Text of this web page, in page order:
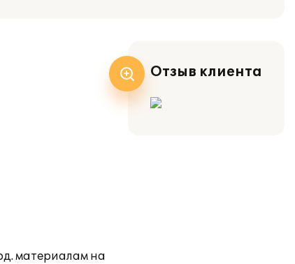
материалам на
Отзыв клиента